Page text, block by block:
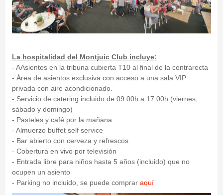
La hospitalidad del Montjuic Club incluye:
- AAsientos en la tribuna cubierta T10 al final de la contrarecta
- Área de asientos exclusiva con acceso a una sala VIP
privada con aire acondicionado.
- Servicio de catering incluido de 09:00h a 17:00h (viernes,
sábado y domingo)
- Pasteles y café por la mañana
- Almuerzo buffet self service
- Bar abierto con cerveza y refrescos
- Cobertura en vivo por televisión
- Entrada libre para niños hasta 5 años (incluido) que no
ocupen un asiento
- Parking no incluido, se puede comprar aquí